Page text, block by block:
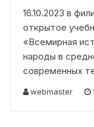
16.10.2023 в
открытое
«Всемирная
народы в
современных
webmaster